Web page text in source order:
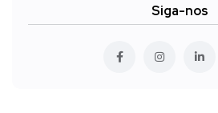
Siga-nos